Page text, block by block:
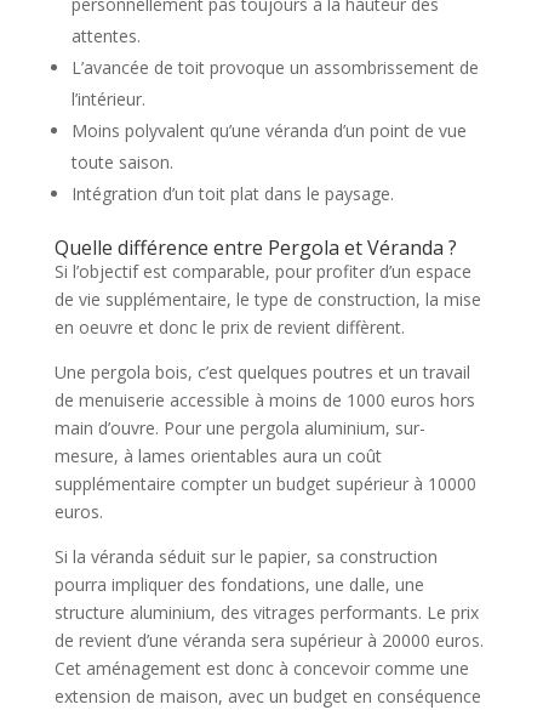
attentes.
L’avancée de toit provoque un assombrissement de
l’intérieur.
Moins polyvalent qu’une véranda d’un point de vue
toute saison.
Intégration d’un toit plat dans le paysage.
Quelle différence entre Pergola et Véranda ?
Si l’objectif est comparable, pour profiter d’un espace
de vie supplémentaire, le type de construction, la mise
en oeuvre et donc le prix de revient diffèrent.
Une pergola bois, c’est quelques poutres et un travail
de menuiserie accessible à moins de 1000 euros hors
main d’ouvre. Pour une pergola aluminium, sur-
mesure, à lames orientables aura un coût
supplémentaire compter un budget supérieur à 10000
euros.
Si la véranda séduit sur le papier, sa construction
pourra impliquer des fondations, une dalle, une
structure aluminium, des vitrages performants. Le prix
de revient d’une véranda sera supérieur à 20000 euros.
Cet aménagement est donc à concevoir comme une
extension de maison, avec un budget en conséquence